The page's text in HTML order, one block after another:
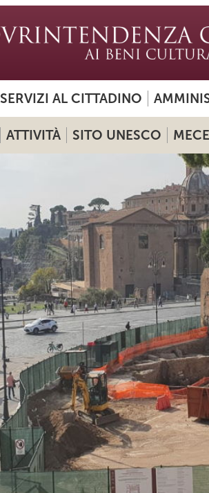
SERVIZI AL CITTADINO
ATTIVITÀ SITO UNESCO